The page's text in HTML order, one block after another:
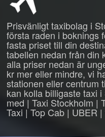
Prisvänligt taxibolag i
första raden i boknings
fasta priset till din
tabellen nedan från din
alla priser nedan är
kr mer eller mindre, vi
stationen eller centrum
kan kolla billigaste taxi
med | Taxi Stockholm |
Taxi | Top Cab | UBER